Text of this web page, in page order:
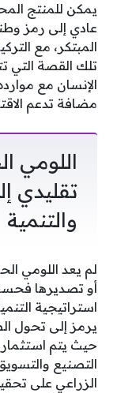
يمكن للمنتج
عادي إلى رمز
المبتكر، مع
تلك القصة التي
الإنسان مع
مضافة تدعم
اللومي
تقليدي
والتنمية
لم يعد اللومي
أو تصديرها
استراتيجية
يرمز إلى تحول
حيث يتم
التصنيع
الزراعي على